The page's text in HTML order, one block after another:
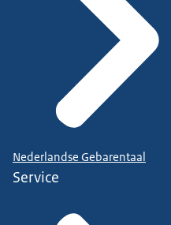
Nederlandse Gebarentaal
Service